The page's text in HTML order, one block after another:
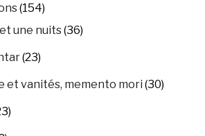
(154)
une nuits(36)
(23)
et vanités, memento mori (30)